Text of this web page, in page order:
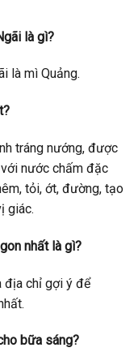
là gì?
là mì Quảng.
tráng nướng, được
nước chấm đặc
tỏi, ớt, đường, tạo
giác.
nhất là gì?
địa chỉ gợi ý để
bữa sáng?